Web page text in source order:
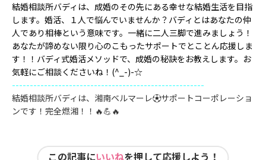
結婚相談所バディは、成婚のその先にある幸せな結婚生活を目指
します。婚活、１人で悩んでいませんか？バディとはあなたの仲
人であり相棒という意味です。一緒に二人三脚で進みましょう！
あなたが諦めない限り心のこもったサポートでとことん応援しま
す！！バディ式婚活メソッドで、成婚の秘訣をお教えします。お
気軽にご相談くださいね！(^_-)-☆
------------------------------------------------------
結婚相談所バディは、湘南ベルマーレ⚽️サポートコーポレーショ
ンです！完全燃湘！！ 🔥💪🔥
この記事にいいねを押して応援しよう！